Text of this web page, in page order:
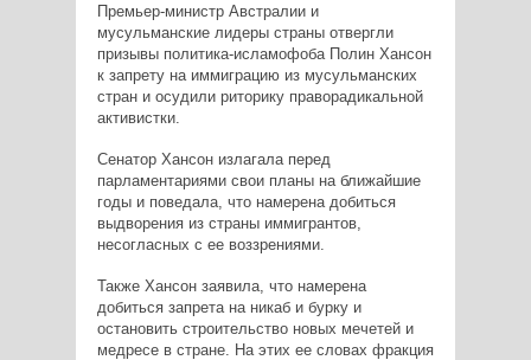
Премьер-министр Австралии и
мусульманские лидеры страны отвергли
призывы политика-исламофоба Полин Хансон
к запрету на иммиграцию из мусульманских
стран и осудили риторику праворадикальной
активистки.
Сенатор Хансон излагала перед
парламентариями свои планы на ближайшие
годы и поведала, что намерена добиться
выдворения из страны иммигрантов,
несогласных с ее воззрениями.
Также Хансон заявила, что намерена
добиться запрета на никаб и бурку и
остановить строительство новых мечетей и
медресе в стране. На этих ее словах фракция